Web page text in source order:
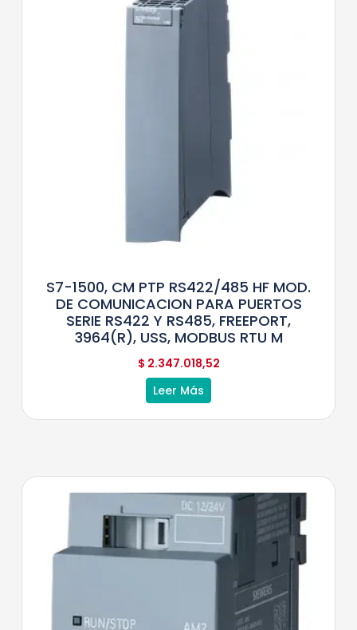
S7-1500, CM PTP RS422/485 HF MOD.
DE COMUNICACION PARA PUERTOS
SERIE RS422 Y RS485, FREEPORT,
3964(R), USS, MODBUS RTU M
$ 2.347.018,52
Leer Más